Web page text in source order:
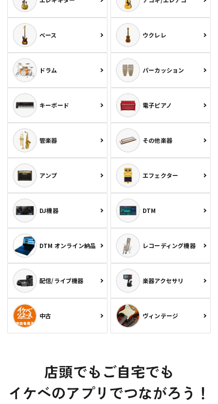
ベース ウクレレ
ドラム パーカッション
キーボード 電子ピアノ
管楽器 その他楽器
アンプ エフェクター
DJ機器 DTM
DTM オンライン納品 レコーディング機器
配信/ライブ機器 楽器アクセサリ
中古 ヴィンテージ